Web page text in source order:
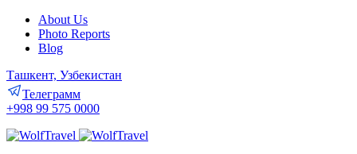
About Us
Photo Reports
Blog
Ташкент, Узбекистан
Телеграмм
+998 99 575 0000